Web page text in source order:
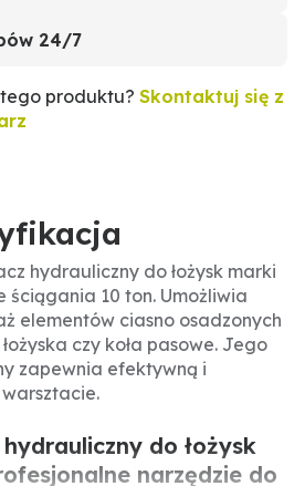
24/7
produktu? Skontaktuj się z
hydrauliczny do łożysk marki
ściągania 10 ton. Umożliwia
elementów ciasno osadzonych
czy koła pasowe. Jego
zapewnia efektywną i
do łożysk
narzędzie do